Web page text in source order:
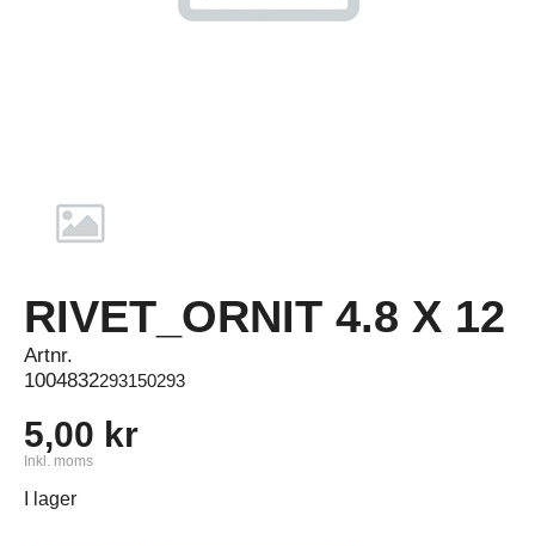
RIVET_ORNIT 4.8 X 12
Artnr.
1004832293150293
5,00 kr
Inkl. moms
I lager